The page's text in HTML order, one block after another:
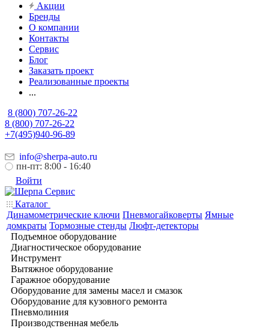
Акции
Бренды
О компании
Контакты
Сервис
Блог
Заказать проект
Реализованные проекты
...
8 (800) 707-26-22
8 (800) 707-26-22
+7(495)940-96-89
info@sherpa-auto.ru
пн-пт: 8:00 - 16:40
Войти
Каталог
Динамометрические ключи Пневмогайковерты Ямные
домкраты Тормозные стенды Люфт-детекторы
Подъемное оборудование
Диагностическое оборудование
Инструмент
Вытяжное оборудование
Гаражное оборудование
Оборудование для замены масел и смазок
Оборудование для кузовного ремонта
Пневмолиния
Производственная мебель